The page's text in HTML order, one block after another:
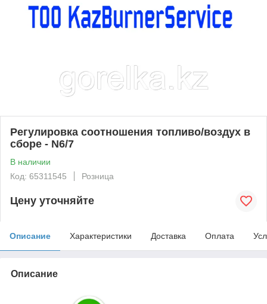
Регулировка соотношения топливо/воздух в
сборе - N6/7
В наличии
Код: 65311545
Розница
Цену уточняйте
Описание Характеристики Доставка Оплата
Описание